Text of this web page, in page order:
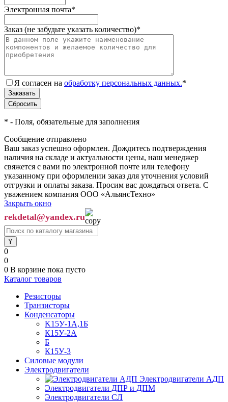
Электронная почта*
Заказ (не забудьте указать количество)*
Я согласен на обработку персональных данных.*
* - Поля, обязательные для заполнения
Сообщение отправлено
Ваш заказ успешно оформлен. Дождитесь подтверждения
наличия на складе и актуальности цены, наш менеджер
свяжется с вами по электронной почте или телефону
указанному при оформлении заказ для уточнения условий
отгрузки и оплаты заказа. Просим вас дождаться ответа. С
уважением компания ООО «АльянсТехно»
Закрыть окно
rekdetal@yandex.ru
0
0
0 В корзине пока пусто
Каталог товаров
Резисторы
Транзисторы
Конденсаторы
K15У-1А,1Б
К15У-2А
Б
К15У-3
Силовые модули
Электродвигатели
Электродвигатели АДП
Электродвигатели ДПР и ДПМ
Электродвигатели СЛ